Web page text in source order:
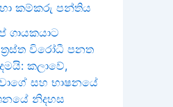
කම්කරු පන්තිය
ගායකයාට
විරෝධී පනත
කලාවේ,
සහ භාෂනයේ
නිදහස